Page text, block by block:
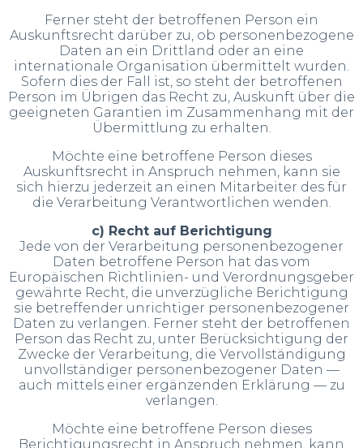
Ferner steht der betroffenen Person ein
Auskunftsrecht darüber zu, ob personenbezogene
Daten an ein Drittland oder an eine
internationale Organisation übermittelt wurden.
Sofern dies der Fall ist, so steht der betroffenen
Person im Übrigen das Recht zu, Auskunft über die
geeigneten Garantien im Zusammenhang mit der
Übermittlung zu erhalten.
Möchte eine betroffene Person dieses
Auskunftsrecht in Anspruch nehmen, kann sie
sich hierzu jederzeit an einen Mitarbeiter des für
die Verarbeitung Verantwortlichen wenden.
c) Recht auf Berichtigung
Jede von der Verarbeitung personenbezogener
Daten betroffene Person hat das vom
Europäischen Richtlinien- und Verordnungsgeber
gewährte Recht, die unverzügliche Berichtigung
sie betreffender unrichtiger personenbezogener
Daten zu verlangen. Ferner steht der betroffenen
Person das Recht zu, unter Berücksichtigung der
Zwecke der Verarbeitung, die Vervollständigung
unvollständiger personenbezogener Daten —
auch mittels einer ergänzenden Erklärung — zu
verlangen.
Möchte eine betroffene Person dieses
Berichtigungsrecht in Anspruch nehmen, kann